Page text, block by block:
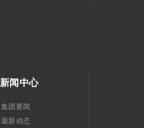
新闻中心
集团要闻
最新动态